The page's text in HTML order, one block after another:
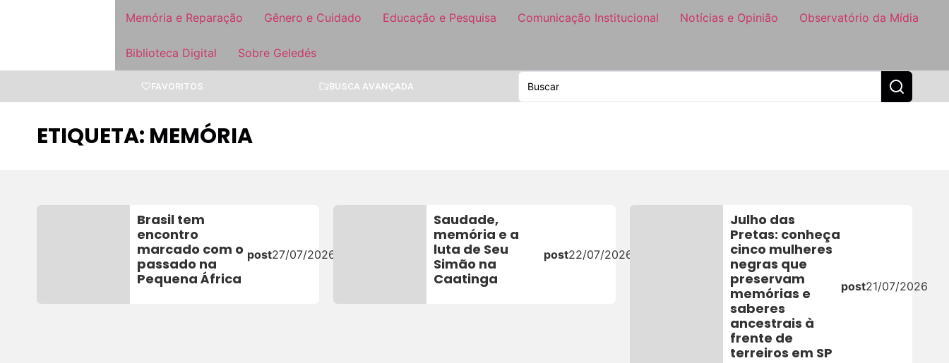
Memória e Reparação Gênero e Cuidado Educação e Pesquisa Comunicação Institucional Notícias e Opinião Observatório da Mídia
Biblioteca Digital Sobre Geledés
FAVORITOS BUSCA AVANÇADA
ETIQUETA: MEMÓRIA
Brasil tem
encontro
marcado com o
passado na
Pequena África
post27/07/2026
Saudade,
memória e a
luta de Seu
Simão na
Caatinga
post22/07/2026
Julho das
Pretas: conheça
cinco mulheres
negras que
preservam
memórias e
saberes
ancestrais à
frente de
terreiros em SP
post21/07/2026